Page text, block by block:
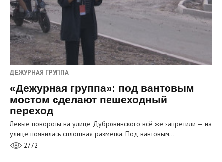
ДЕЖУРНАЯ ГРУППА
«Дежурная группа»: под вантовым
мостом сделают пешеходный
переход
Левые повороты на улице Дубровинского всё же запретили — на
улице появилась сплошная разметка. Под вантовым…
2772